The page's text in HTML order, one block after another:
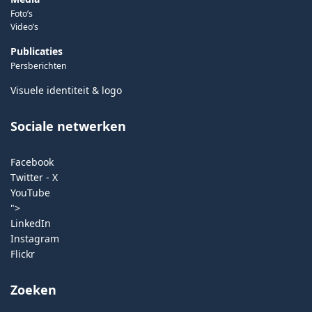
Foto’s
Video’s
Publicaties
Persberichten
Visuele identiteit & logo
Sociale netwerken
Facebook
Twitter - X
YouTube
">
LinkedIn
Instagram
Flickr
Zoeken